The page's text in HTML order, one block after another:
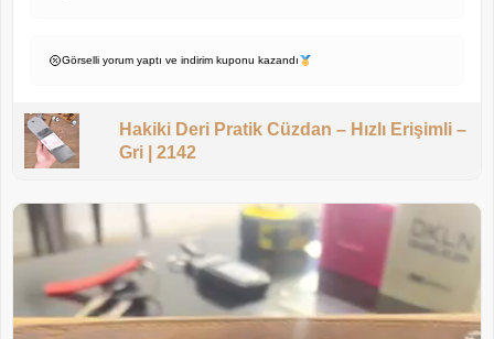
Görselli yorum yaptı ve indirim kuponu kazandı
Hakiki Deri Pratik Cüzdan – Hızlı Erişimli –
Gri | 2142